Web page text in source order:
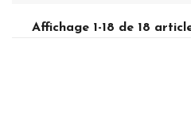
Affichage 1-18 de 18